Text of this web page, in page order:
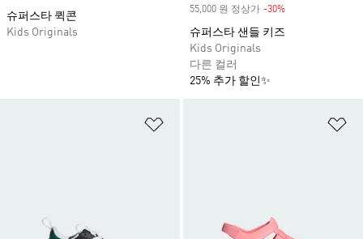
슈퍼스타 퀵콘
Kids Originals
55,000 원 정상가 -30%
슈퍼스타 샌들 키즈
Kids Originals
다른 컬러
25% 추가 할인✨